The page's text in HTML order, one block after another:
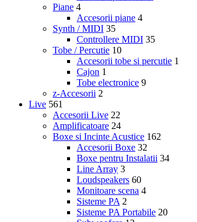
Piane 4
Accesorii piane 4
Synth / MIDI 35
Controllere MIDI 35
Tobe / Percutie 10
Accesorii tobe si percutie 1
Cajon 1
Tobe electronice 9
z-Accesorii 2
Live 561
Accesorii Live 22
Amplificatoare 24
Boxe si Incinte Acustice 162
Accesorii Boxe 32
Boxe pentru Instalatii 34
Line Array 3
Loudspeakers 60
Monitoare scena 4
Sisteme PA 2
Sisteme PA Portabile 20